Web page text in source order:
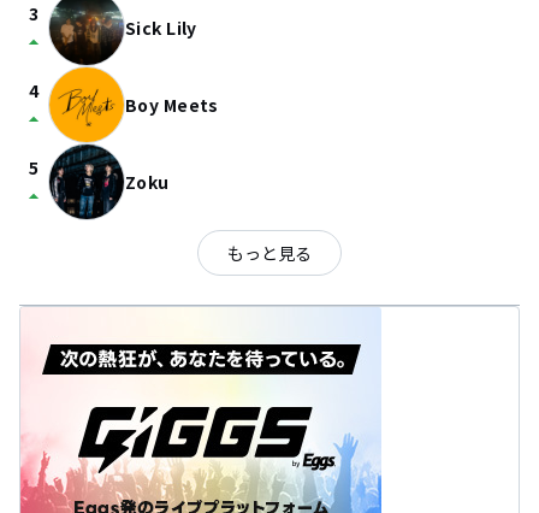
3
arrow_drop_up Sick Lily
4
arrow_drop_up Boy Meets
5
arrow_drop_up Zoku
もっと見る